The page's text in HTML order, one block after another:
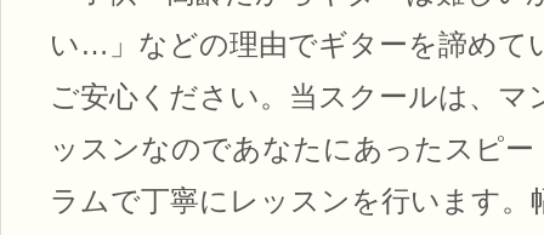
い…」などの理由でギターを諦めて
ご安心ください。当スクールは、マ
ッスンなのであなたにあったスピ
ラムで丁寧にレッスンを行います。